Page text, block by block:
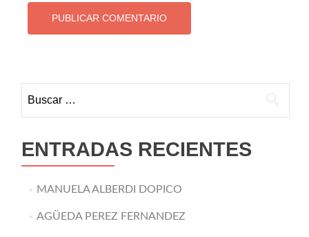
ENTRADAS RECIENTES
MANUELA ALBERDI DOPICO
AGÜEDA PEREZ FERNANDEZ